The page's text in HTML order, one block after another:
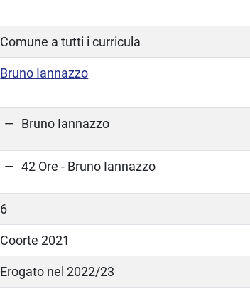
Comune a tutti i curricula
Bruno Iannazzo
Bruno Iannazzo
42 Ore - Bruno Iannazzo
6
Coorte 2021
Erogato nel 2022/23